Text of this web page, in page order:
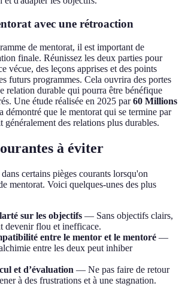
avec une rétroaction
de mentorat, il est important de
finale. Réunissez les deux parties pour
vécue, des leçons apprises et des points
futurs programmes. Cela ouvrira des portes
relation durable qui pourra être bénéfique
Une étude réalisée en 2025 par60 Millions
a démontré que le mentorat qui se termine par
des relations plus durables.
à éviter
certains pièges courants lorsqu'on
mentorat. Voici quelques-unes des plus
sur les objectifs — Sans objectifs clairs,
devenir flou et inefficace.
entre le mentor et le mentoré —
entre les deux peut inhiber
et d’évaluation — Ne pas faire de retour
à des frustrations et à une stagnation.